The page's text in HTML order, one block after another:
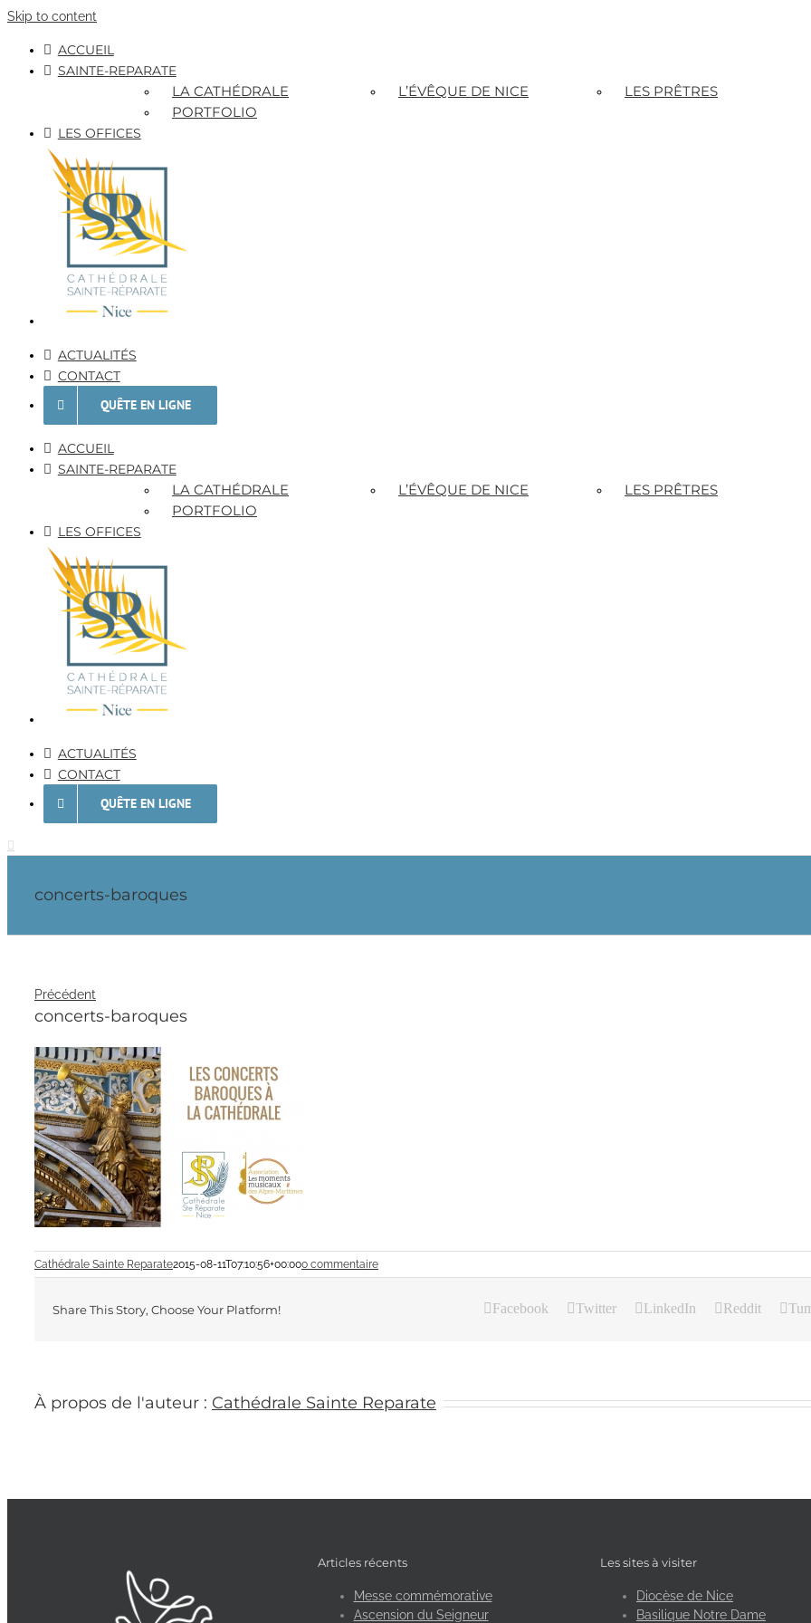
Skip to content
ACCUEIL
SAINTE-REPARATE
LA CATHÉDRALE L’ÉVÊQUE DE NICE LES PRÊTRES
PORTFOLIO
LES OFFICES
ACTUALITÉS
CONTACT
QUÊTE EN LIGNE
ACCUEIL
SAINTE-REPARATE
LA CATHÉDRALE L’ÉVÊQUE DE NICE LES PRÊTRES
PORTFOLIO
LES OFFICES
ACTUALITÉS
CONTACT
QUÊTE EN LIGNE
concerts-baroques
Précédent
concerts-baroques
Cathédrale Sainte Reparate2015-08-11T07:10:56+00:000 commentaire
Share This Story, Choose Your Platform! Facebook Twitter LinkedIn Reddit
À propos de l'auteur : Cathédrale Sainte Reparate
Articles récents
Messe commémorative
Ascension du Seigneur
Les sites à visiter
Diocèse de Nice
Basilique Notre Dame